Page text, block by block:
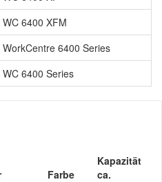
WC 6400 XFM
WorkCentre 6400 Series
WC 6400 Series
Farbe
Kapazität
ca.